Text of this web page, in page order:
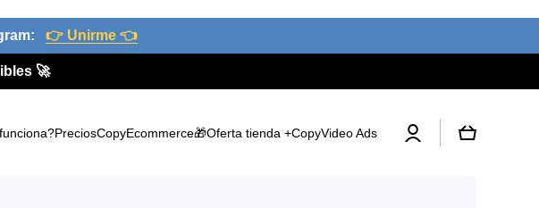
👉 Unirme 👈
🚀
PreciosCopyEcommerce🎁Oferta tienda +CopyVideo Ads
Iniciar
sesión
Carrito